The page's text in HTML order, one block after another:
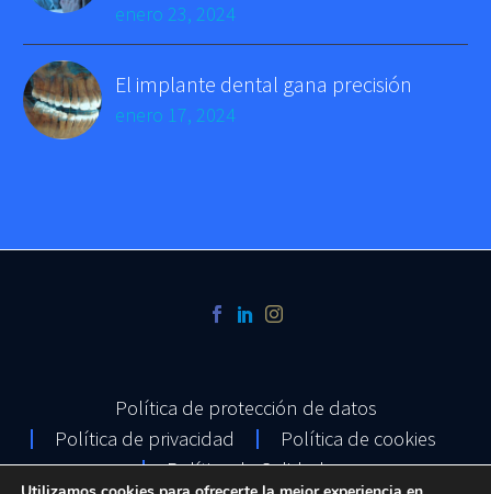
enero 23, 2024
El implante dental gana precisión
enero 17, 2024
Política de protección de datos
Política de privacidad
Política de cookies
Política de Calidad